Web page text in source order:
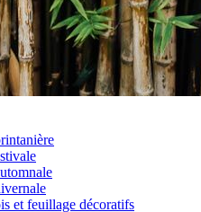
et feuillage décoratifs